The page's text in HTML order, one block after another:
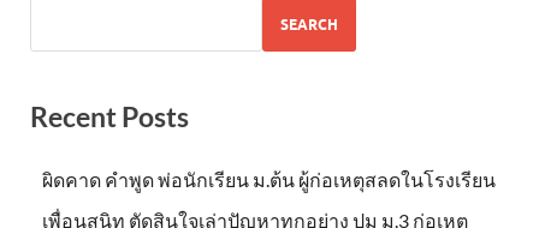
SEARCH
Recent Posts
ผิดคาด คำพูด พ่อนักเรียน ม.ต้น ผู้ก่อเหตุสลดในโรงเรียน
เพื่อนสนิท ตัดสินใจเล่าปัญหาทุกอย่าง ปม ม.3 ก่อเหตุ